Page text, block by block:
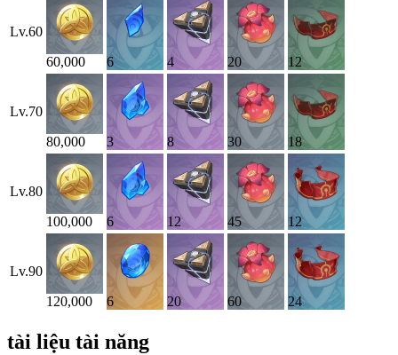
Lv.60
60,000
6 4 20 12
Lv.70
80,000
3 8 30 18
Lv.80
100,000
6 12 45 12
Lv.90
120,000
6 20 60 24
tài liệu tài năng